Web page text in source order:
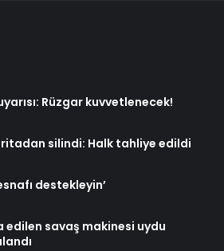
Rüzgar kuvvetlenecek!
silindi: Halk tahliye edildi
destekleyin’
edilen savaş makinesi uydu